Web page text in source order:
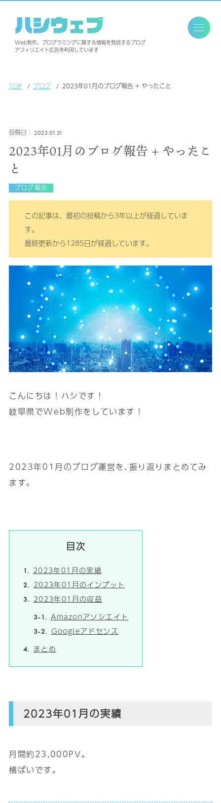
ハシウェブ
Web制作、プログラミングに関する情報を発信するブログ
アフィリエイト広告を利用しています
TOP ブログ 2023年01月のブログ報告 + やったこと
2023.01.31
2023年01月のブログ報告 + やったこ
と
ブログ報告
この記事は、最初の投稿から3年以上が経過していま
す。
最終更新から1285日が経過しています。
2023年01月のブログ運営を､振り返りまとめてみ
ます｡
目次
2023年01月の実績
2023年01月のインプット
2023年01月の収益
Amazonアソシエイト
Googleアドセンス
まとめ
2023年01月の実績
月間約23,000PV｡
横ばいです｡